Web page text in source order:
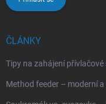
ČLÁNKY
Tipy na zahájení
Method feeder – moderní